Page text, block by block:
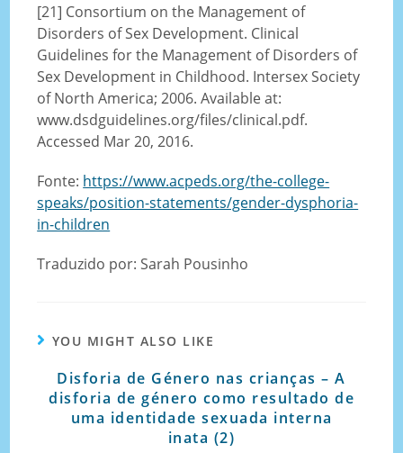
[21] Consortium on the Management of
Disorders of Sex Development. Clinical
Guidelines for the Management of Disorders of
Sex Development in Childhood. Intersex Society
of North America; 2006. Available at:
www.dsdguidelines.org/files/clinical.pdf.
Accessed Mar 20, 2016.
Fonte: https://www.acpeds.org/the-college-
speaks/position-statements/gender-dysphoria-
in-children
Traduzido por: Sarah Pousinho
YOU MIGHT ALSO LIKE
Disforia de Género nas crianças – A
disforia de género como resultado de
uma identidade sexuada interna
inata (2)